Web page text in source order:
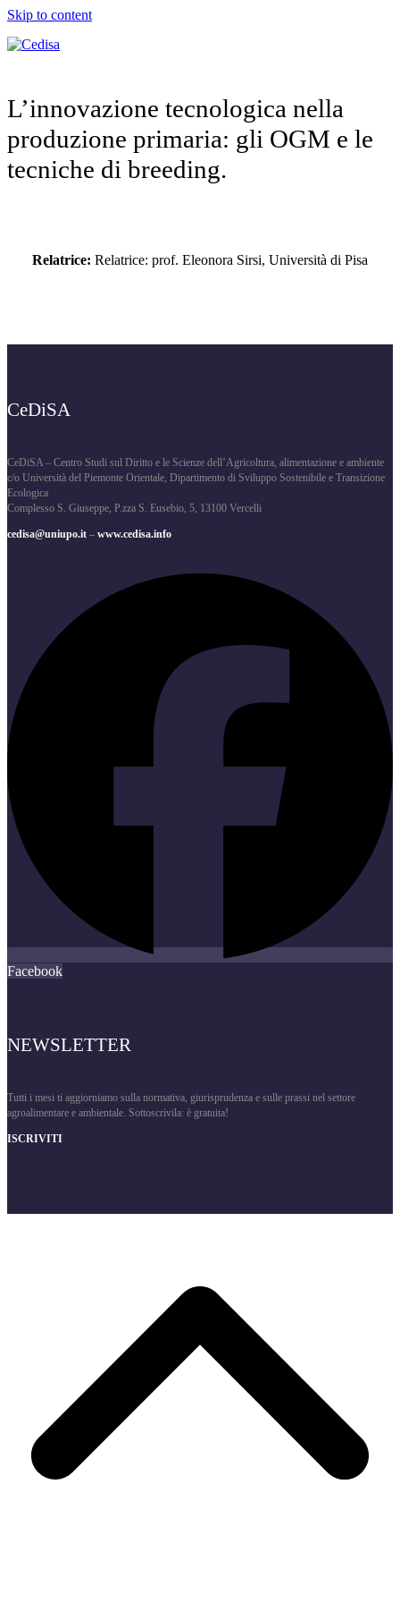
Skip to content
L’innovazione tecnologica nella
produzione primaria: gli OGM e le
tecniche di breeding.
Relatrice: Relatrice: prof. Eleonora Sirsi, Università di Pisa
CeDiSA
CeDiSA – Centro Studi sul Diritto e le Scienze dell’Agricoltura, alimentazione e ambiente
c/o Università del Piemonte Orientale, Dipartimento di Sviluppo Sostenibile e Transizione
Ecologica
Complesso S. Giuseppe, P.zza S. Eusebio, 5, 13100 Vercelli
cedisa@uniupo.it – www.cedisa.info
Facebook
NEWSLETTER
Tutti i mesi ti aggiorniamo sulla normativa, giurisprudenza e sulle prassi nel settore
agroalimentare e ambientale. Sottoscrivila: è gratuita!
ISCRIVITI